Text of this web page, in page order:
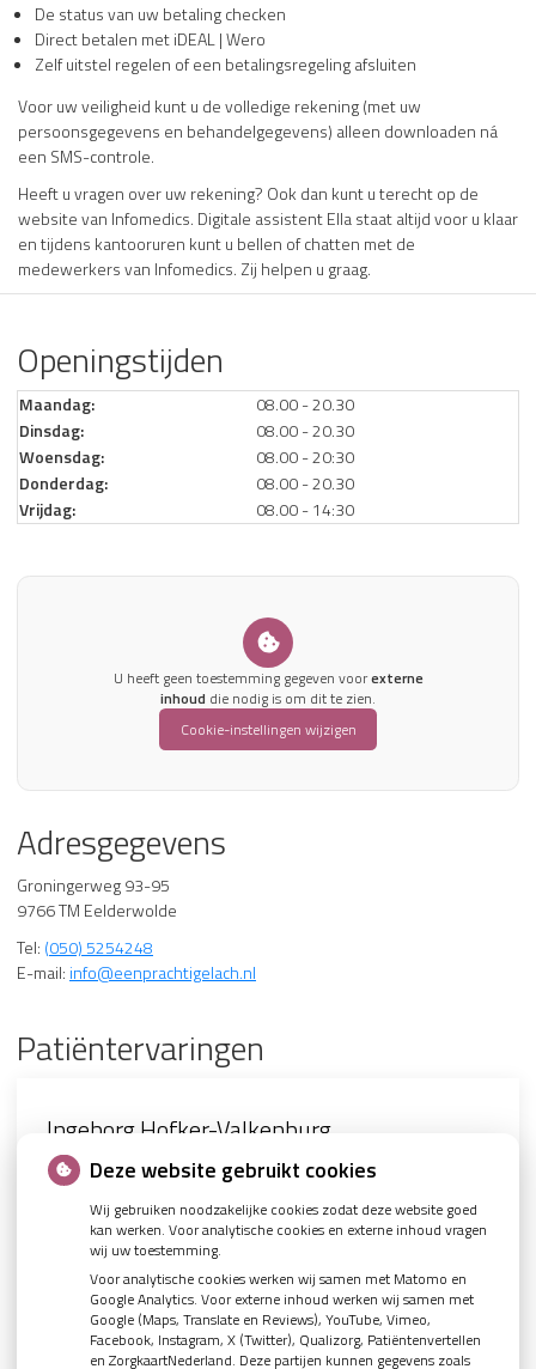
De status van uw betaling checken
Direct betalen met iDEAL | Wero
Zelf uitstel regelen of een betalingsregeling afsluiten
Voor uw veiligheid kunt u de volledige rekening (met uw
persoonsgegevens en behandelgegevens) alleen downloaden ná
een SMS-controle.
Heeft u vragen over uw rekening? Ook dan kunt u terecht op de
website van Infomedics. Digitale assistent Ella staat altijd voor u klaar
en tijdens kantooruren kunt u bellen of chatten met de
medewerkers van Infomedics. Zij helpen u graag.
Openingstijden
Maandag:
08.00 - 20.30
Dinsdag:
08.00 - 20.30
Woensdag:
08.00 - 20:30
Donderdag:
08.00 - 20.30
Vrijdag:
08.00 - 14:30
U heeft geen toestemming gegeven voorexterne
inhoud die nodig is om dit te zien.
Cookie-instellingen wijzigen
Adresgegevens
Groningerweg 93-95
9766 TM Eelderwolde
Tel: (050) 5254248
E-mail: info@eenprachtigelach.nl
Patiëntervaringen
Ingeborg Hofker-Valkenburg
Ingeborg Hofker-Valkenburg
Jeske is al meer dan 20 jaar mijn fantastische tandarts.
Moderne tandheelkunde, professioneel, persoonlijk en
vooral een erge prettige persoonlijkheid.
Beoordeling 9.2
14 maart 2026
Deskundige en vriendelijke tandarts. Bij de recente afspraak
heeft ze iets kleins, wat mij stoorde, meteen goed
verholpen. Goede praktijk en fijn dat tandarts en preventie
behandeling samen kan.
Beoordeling 9.7
12 maart 2026
Zeer tevreden met zowel tandarts als mondhygiëniste.
Beoordeling 9.7
31 januari 2026
Ik ben goed en snel geholpen. Er werd goed uitgelegd wat er
ging gebeuren en de dag na de behandeling werd gebeld om
te vragen hoe het ging. Al met al ben ik heel tevreden.
Beoordeling 9.8
17 oktober 2025
Extreem kundige tandarts en altijd prettig geholpen door de
mondhygiëniste.
Paula
5 sterren!
Vriendelijk en professioneel team die net even een stapje
verder met je mee denkt. Een fijn team van specialisten die
weten wat ze doen en waar ik vol vertrouwen naar toe ga!
Deze website gebruikt cookies
Wij gebruiken noodzakelijke cookies zodat deze website goed
kan werken. Voor analytische cookies en externe inhoud vragen
wij uw toestemming.
Voor analytische cookies werken wij samen met Matomo en
Google Analytics. Voor externe inhoud werken wij samen met
Google (Maps, Translate en Reviews), YouTube, Vimeo,
Facebook, Instagram, X (Twitter), Qualizorg, Patiëntenvertellen
en ZorgkaartNederland. Deze partijen kunnen gegevens zoals